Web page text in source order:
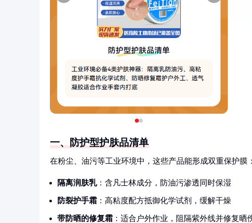
一、防护型护肤品清单
在粉尘、油污等工业环境中，这些产品能形成双重保护膜：
隔离润肤乳：含凡士林成分，防油污渗透同时保湿
防裂护手霜 ：高粘度配方抵御化学试剂，缓解干燥
带防晒的修复霜 ：适合户外作业，阻隔紫外线并修复晒